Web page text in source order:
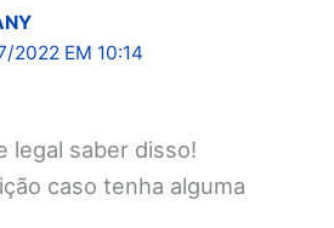
2022 EM 10:14
legal saber disso!
caso tenha alguma